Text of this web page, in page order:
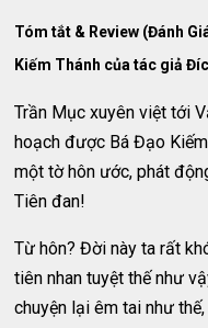
Tóm tắt & Review (Đánh
Kiếm Thánh của tác giả
Trần Mục xuyên việt tới
hoạch được Bá Đạo
một tờ hôn ước, phát
Tiên đan!
Từ hôn? Đời này ta rất
tiên nhan tuyệt thế như
chuyện lại êm tai như